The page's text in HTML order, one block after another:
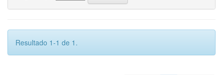
Resultado 1-1 de 1.